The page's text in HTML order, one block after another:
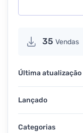
35 Vendas
Última atualização
Lançado
Categorias